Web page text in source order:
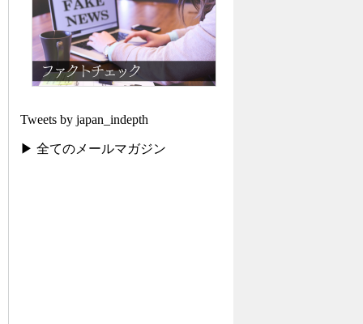
Tweets by japan_indepth
▶ 全てのメールマガジン